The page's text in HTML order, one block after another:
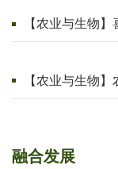
【农业与生物】
目斩获第六届山
【农业与生物
说社开展“拯救
融合发展